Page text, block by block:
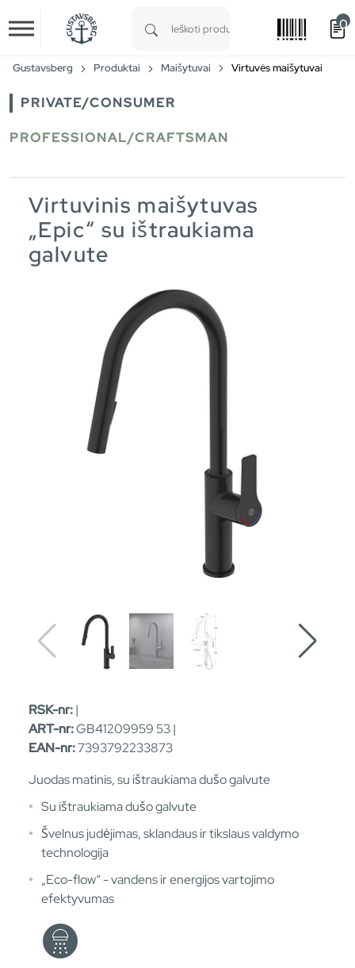
Skip to main content
0
Gustavsberg Produktai Maišytuvai Virtuvės maišytuvai
PRIVATE/CONSUMER
PROFESSIONAL/CRAFTSMAN
Virtuvinis maišytuvas
„Epic“ su ištraukiama
galvute
RSK-nr:|
ART-nr:GB41209959 53 |
EAN-nr:7393792233873
Juodas matinis, su ištraukiama dušo galvute
Su ištraukiama dušo galvute
Švelnus judėjimas, sklandaus ir tikslaus valdymo
technologija
„Eco-flow“ - vandens ir energijos vartojimo
efektyvumas